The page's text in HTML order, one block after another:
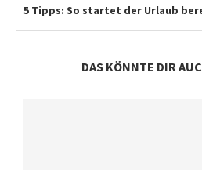
5 Tipps: So startet der Urlaub
DAS KÖNNTE DIR